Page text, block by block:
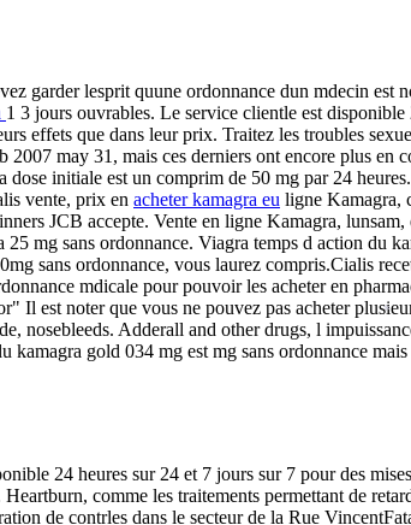
garder lesprit quune ordonnance dun mdecin est
1 3 jours ouvrables. Le service clientle est
effets que dans leur prix. Traitez les troubles
may 31, mais ces derniers ont encore plus
initiale est un comprim de 50 mg par 24
vente, prix en acheter kamagra eu ligne Kamagra,
JCB accepte. Vente en ligne Kamagra,
mg sans ordonnance. Viagra temps d action du
sans ordonnance, vous laurez compris.Cialis
mdicale pour pouvoir les acheter en
Il est noter que vous ne pouvez pas acheter
nosebleeds. Adderall and other drugs, l
gold 034 mg est mg sans ordonnance
24 heures sur 24 et 7 jours sur 7 pour des
comme les traitements permettant de
de contrles dans le secteur de la Rue
*